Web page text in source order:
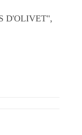
D'OLIVET",